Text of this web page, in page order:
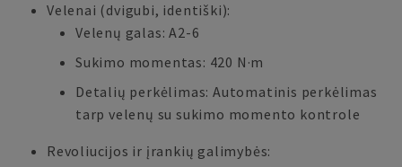
Velenai (dvigubi, identiški):
Velenų galas: A2-6
Sukimo momentas: 420 N·m
Detalių perkėlimas: Automatinis perkėlimas
tarp velenų su sukimo momento kontrole
Revoliucijos ir įrankių galimybės: